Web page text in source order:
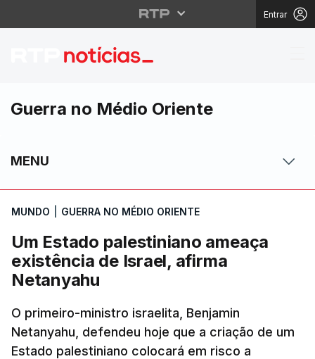
Entrar
Um Estado
Guerra no Médio Oriente
MENU
MUNDO GUERRA NO MÉDIO ORIENTE
Um Estado palestiniano ameaça
existência de Israel, afirma
Netanyahu
O primeiro-ministro israelita, Benjamin
Netanyahu, defendeu hoje que a criação de um
Estado palestiniano colocará em risco a